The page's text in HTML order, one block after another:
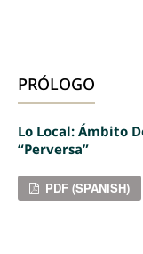
PRÓLOGO
Lo Local: Ámbito
“perversa”
PDF (SPANISH)